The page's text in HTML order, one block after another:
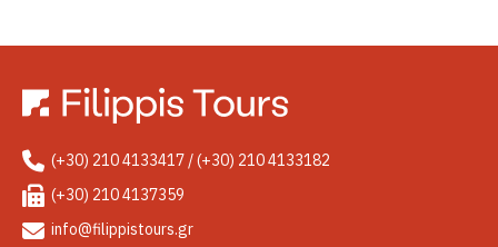
(+30) 210 4133417 / (+30) 210 4133182
(+30) 210 4137359
info@filippistours.gr